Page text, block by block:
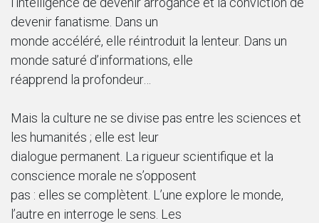
devenir fanatisme. Dans un
monde accéléré, elle réintroduit la lenteur. Dans un
monde saturé d’informations, elle
réapprend la profondeur…
Mais la culture ne se divise pas entre les sciences et
les humanités ; elle est leur
dialogue permanent. La rigueur scientifique et la
conscience morale ne s’opposent
pas : elles se complètent. L’une explore le monde,
l’autre en interroge le sens. Les